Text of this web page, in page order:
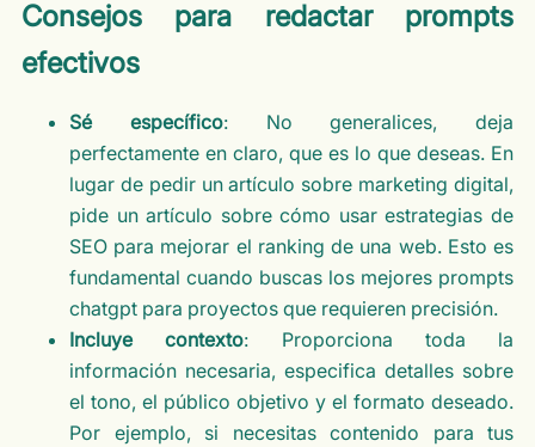
Consejos para redactar prompts
efectivos
Sé específico: No generalices, deja
perfectamente en claro, que es lo que deseas. En
lugar de pedir un artículo sobre marketing digital,
pide un artículo sobre cómo usar estrategias de
SEO para mejorar el ranking de una web. Esto es
fundamental cuando buscas los mejores prompts
chatgpt para proyectos que requieren precisión.
Incluye contexto: Proporciona toda la
información necesaria, especifica detalles sobre
el tono, el público objetivo y el formato deseado.
Por ejemplo, si necesitas contenido para tus